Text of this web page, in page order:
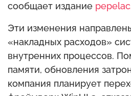
сообщает издание
Эти изменения
«накладных расходов»
внутренних процессов.
памяти, обновления
компания планирует